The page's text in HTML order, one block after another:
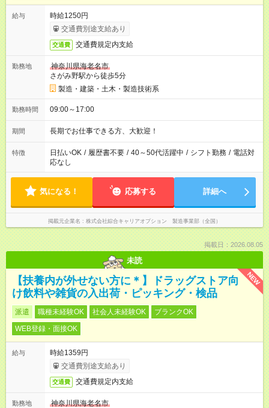
給与
時給1250円
交通費別途支給あり
交通費 交通費規定内支給
勤務地
神奈川県海老名市
さがみ野駅から徒歩5分
製造・建築・土木・製造技術系
勤務時間 09:00～17:00
期間 長期でお仕事できる方、大歓迎！
特徴 日払いOK / 履歴書不要 / 40～50代活躍中 / シフト勤務 / 電話対
応なし
気になる！ 応募する 詳細へ
掲載元企業名 株式会社綜合キャリアオプション 製造事業部（全国）
掲載日：2026.08.05
未読
NEW
【扶養内が外せない方に＊】ドラッグストア向
け飲料や雑貨の入出荷・ピッキング・検品
派遣 職種未経験OK 社会人未経験OK
ブランクOK
WEB登録・面接OK
給与
時給1359円
交通費別途支給あり
交通費 交通費規定内支給
勤務地
神奈川県海老名市